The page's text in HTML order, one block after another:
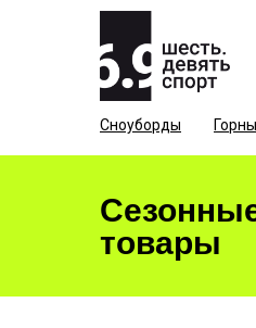
Сноуборды
товары